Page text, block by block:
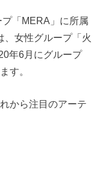
「MERA」に所属
、女性グループ「火
年6月にグループ
す。
から注目のアーテ